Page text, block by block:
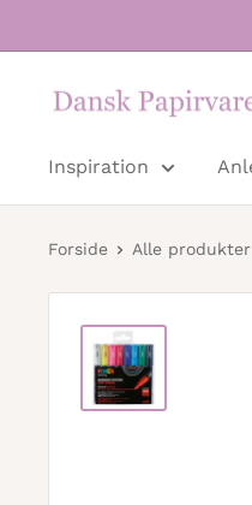
Dansk
Inspiration
Forside Alle produkter